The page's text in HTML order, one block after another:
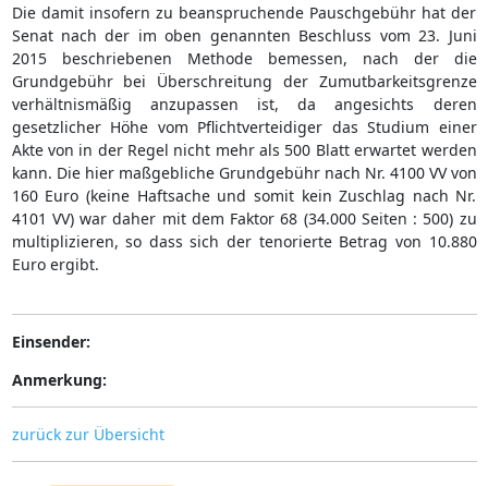
Die damit insofern zu beanspruchende Pauschgebühr hat der
Senat nach der im oben genannten Beschluss vom 23. Juni
2015 beschriebenen Methode bemessen, nach der die
Grundgebühr bei Überschreitung der Zumutbarkeitsgrenze
verhältnismäßig anzupassen ist, da angesichts deren
gesetzlicher Höhe vom Pflichtverteidiger das Studium einer
Akte von in der Regel nicht mehr als 500 Blatt erwartet werden
kann. Die hier maßgebliche Grundgebühr nach Nr. 4100 VV von
160 Euro (keine Haftsache und somit kein Zuschlag nach Nr.
4101 VV) war daher mit dem Faktor 68 (34.000 Seiten : 500) zu
multiplizieren, so dass sich der tenorierte Betrag von 10.880
Euro ergibt.
Einsender:
Anmerkung:
zurück zur Übersicht